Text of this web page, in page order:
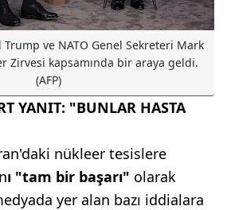
Trump ve NATO Genel Sekreteri Mark
Zirvesi kapsamında bir araya geldi.
(AFP)
YANIT: "BUNLAR HASTA
nükleer tesislere
ı "tam bir başarı" olarak
yer alan bazı iddialara